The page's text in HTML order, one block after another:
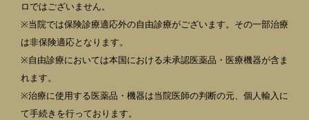
ロではございません。
※当院では保険診療適応外の自由診療がございます。その一部治療
は非保険適応となります。
※自由診療においては本国における未承認医薬品・医療機器が含ま
れます。
※治療に使用する医薬品・機器は当院医師の判断の元、個人輸入に
て手続きを行っております。